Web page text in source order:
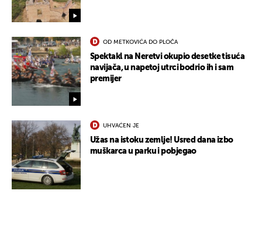
OD METKOVIĆA DO PLOČA
Spektakl na Neretvi okupio desetke tisuća
navijača, u napetoj utrci bodrio ih i sam
premijer
UHVAĆEN JE
Užas na istoku zemlje! Usred dana izbo
muškarca u parku i pobjegao